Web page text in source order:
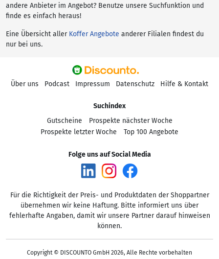
andere Anbieter im Angebot? Benutze unsere Suchfunktion und
finde es einfach heraus!
Eine Übersicht aller Koffer Angebote anderer Filialen findest du
nur bei uns.
Über uns Podcast Impressum Datenschutz Hilfe & Kontakt
Suchindex
Gutscheine
Prospekte nächster Woche
Prospekte letzter Woche
Top 100 Angebote
Folge uns auf Social Media
Für die Richtigkeit der Preis- und Produktdaten der Shoppartner
übernehmen wir keine Haftung. Bitte informiert uns über
fehlerhafte Angaben, damit wir unsere Partner darauf hinweisen
können.
Copyright © DISCOUNTO GmbH 2026, Alle Rechte vorbehalten